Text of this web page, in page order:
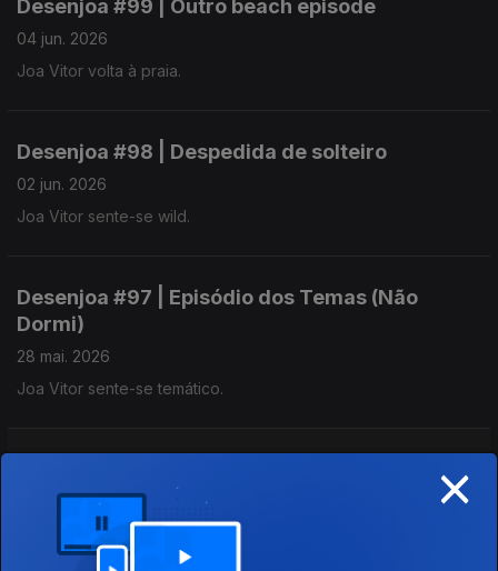
Desenjoa #99 | Outro beach episode
04 jun. 2026
Joa Vitor volta à praia.
Desenjoa #98 | Despedida de solteiro
02 jun. 2026
Joa Vitor sente-se wild.
Desenjoa #97 | Episódio dos Temas (Não
Dormi)
28 mai. 2026
Joa Vitor sente-se temático.
Desenjoa #96 | Como Parei De Me Preocupar e
Odiar o Meu Carro
26 mai. 2026
Joa Vitor desiste.
×